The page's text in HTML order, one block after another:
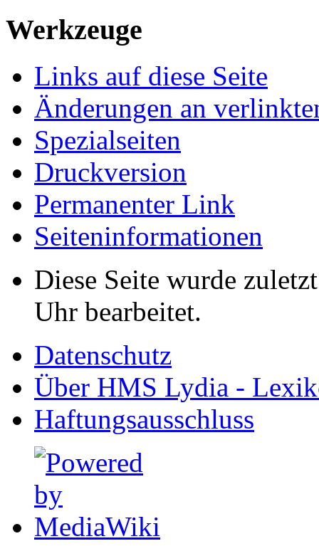
Werkzeuge
Links auf diese Seite
Änderungen an
Spezialseiten
Druckversion
Permanenter Link
Seiten­informationen
Diese Seite wurde
Uhr bearbeitet.
Datenschutz
Über HMS Lydia -
Haftungsausschluss